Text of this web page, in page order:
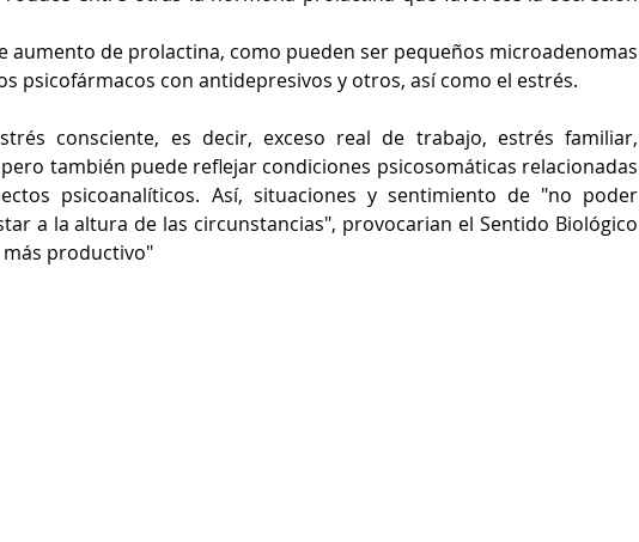
aumento de prolactina, como pueden ser pequeños microadenomas
psicofármacos con antidepresivos y otros, así como el estrés.
consciente, es decir, exceso real de trabajo, estrés familiar,
también puede reflejar condiciones psicosomáticas relacionadas
psicoanalíticos. Así, situaciones y sentimiento de "no poder
a la altura de las circunstancias", provocarian el Sentido Biológico
productivo"